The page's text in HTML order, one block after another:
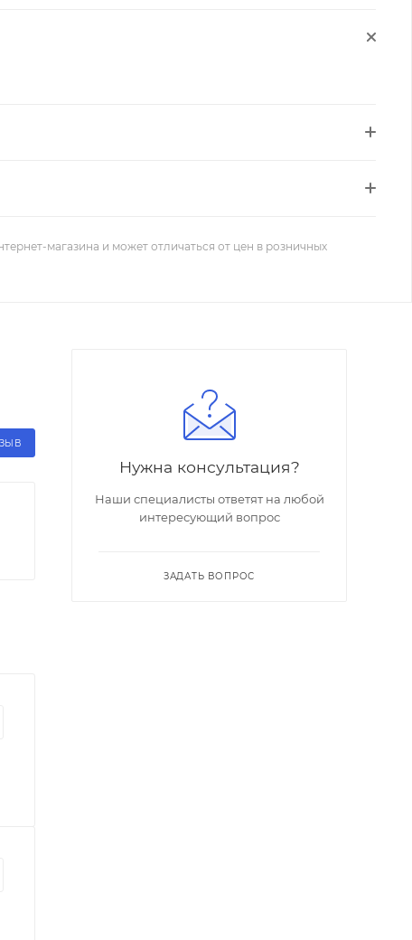
магазина и может отличаться от цен в розничных
Нужна консультация?
Наши специалисты ответят на любой
интересующий вопрос
ЗАДАТЬ ВОПРОС